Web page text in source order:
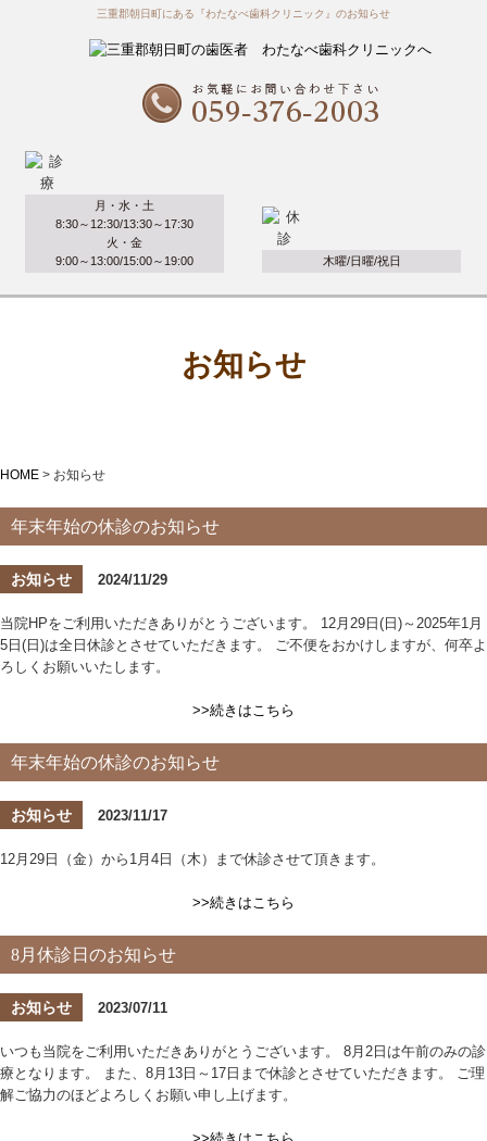
三重郡朝日町にある『わたなべ歯科クリニック』のお知らせ
月・水・土
8:30～12:30/13:30～17:30
火・金
9:00～13:00/15:00～19:00
木曜/日曜/祝日
お知らせ
HOME > お知らせ
年末年始の休診のお知らせ
お知らせ 2024/11/29
当院HPをご利用いただきありがとうございます。 12月29日(日)～2025年1月
5日(日)は全日休診とさせていただきます。 ご不便をおかけしますが、何卒よ
ろしくお願いいたします。
>>続きはこちら
年末年始の休診のお知らせ
お知らせ 2023/11/17
12月29日（金）から1月4日（木）まで休診させて頂きます。
>>続きはこちら
8月休診日のお知らせ
お知らせ 2023/07/11
いつも当院をご利用いただきありがとうございます。 8月2日は午前のみの診
療となります。 また、8月13日～17日まで休診とさせていただきます。 ご理
解ご協力のほどよろしくお願い申し上げます。